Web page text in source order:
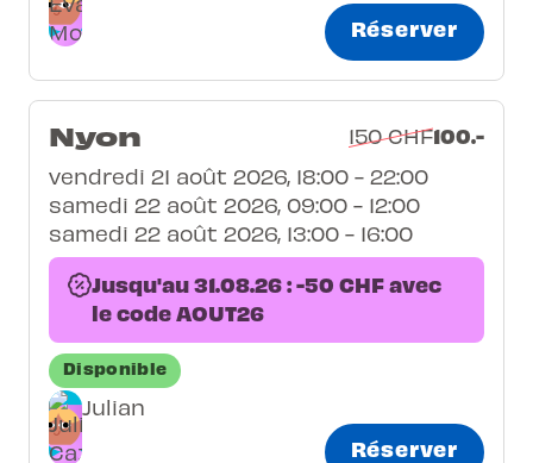
Réserver
Nyon 150 CHF100.-
vendredi 21 août 2026, 18:00 - 22:00
samedi 22 août 2026, 09:00 - 12:00
samedi 22 août 2026, 13:00 - 16:00
Jusqu'au 31.08.26 : -50 CHF avec
le code AOUT26
Disponible
Julian
Réserver